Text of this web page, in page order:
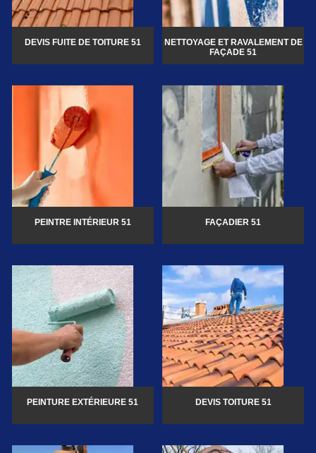
DEVIS FUITE DE TOITURE 51
NETTOYAGE ET RAVALEMENT DE
FAÇADE 51
PEINTRE INTÉRIEUR 51 FAÇADIER 51
PEINTURE EXTÉRIEURE 51 DEVIS TOITURE 51